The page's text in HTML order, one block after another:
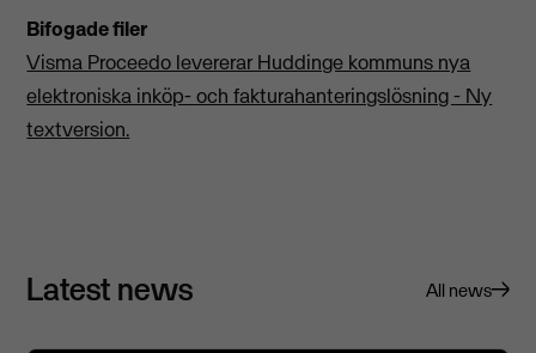
Bifogade filer
Visma Proceedo levererar Huddinge kommuns nya
elektroniska inköp- och fakturahanteringslösning - Ny
textversion.
Latest news All news